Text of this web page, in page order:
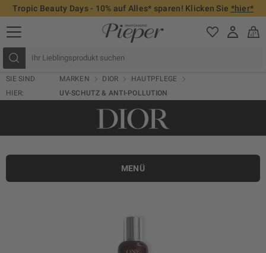
Tropic Beauty Days - 10% auf Alles* sparen! Klicken Sie *hier*
SIE SIND
HIER:
MARKEN DIOR
HAUTPFLEGE
UV-SCHUTZ & ANTI-POLLUTION
MENÜ